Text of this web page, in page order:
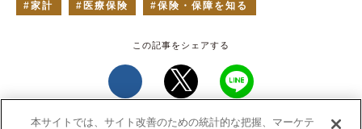
家計 医療保険 保険・保障を知る
本サイトでは、サイト改善のための統計的な把握、マーケテ